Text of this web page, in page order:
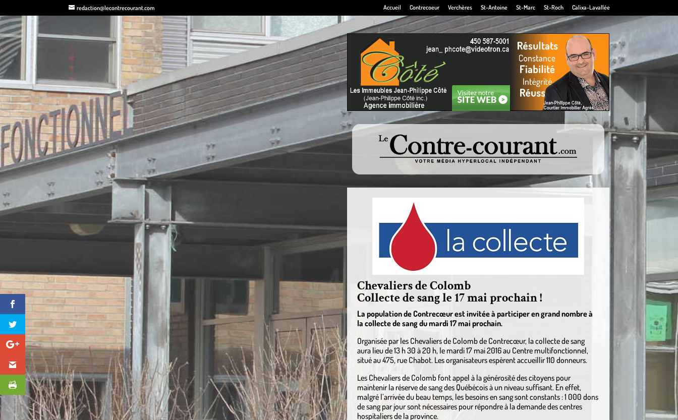
redaction@lecontrecourant.com Accueil Contrecoeur Verchères St-Antoine St-Marc St-Roch Calixa-Lavallée
Chevaliers de Colomb
Collecte de sang le 17 mai prochain !
La population de Contrecœur est invitée à participer en grand nombre à
la collecte de sang du mardi 17 mai prochain.
Organisée par les Chevaliers de Colomb de Contrecœur, la collecte de sang
aura lieu de 13 h 30 à 20 h, le mardi 17 mai 2016 au Centre multifonctionnel,
situé au 475, rue Chabot. Les organisateurs espèrent accueillir 110 donneurs.
Les Chevaliers de Colomb font appel à la générosité des citoyens pour
maintenir la réserve de sang des Québécois à un niveau suffisant. En effet,
malgré l’arrivée du beau temps, les besoins en sang sont constants : 1 000 dons
de sang par jour sont nécessaires pour répondre à la demande des centres
hospitaliers de la province.